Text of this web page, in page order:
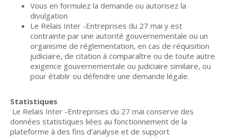
Vous en formulez la demande ou autorisez la
divulgation
Le Relais Inter -Entreprises du 27 mai y est
contrainte par une autorité gouvernementale ou un
organisme de réglementation, en cas de réquisition
judiciaire, de citation à comparaître ou de toute autre
exigence gouvernementale ou judiciaire similaire, ou
pour établir ou défendre une demande légale.
Statistiques
Le Relais Inter -Entreprises du 27 mai conserve des
données statistiques liées au fonctionnement de la
plateforme à des fins d’analyse et de support